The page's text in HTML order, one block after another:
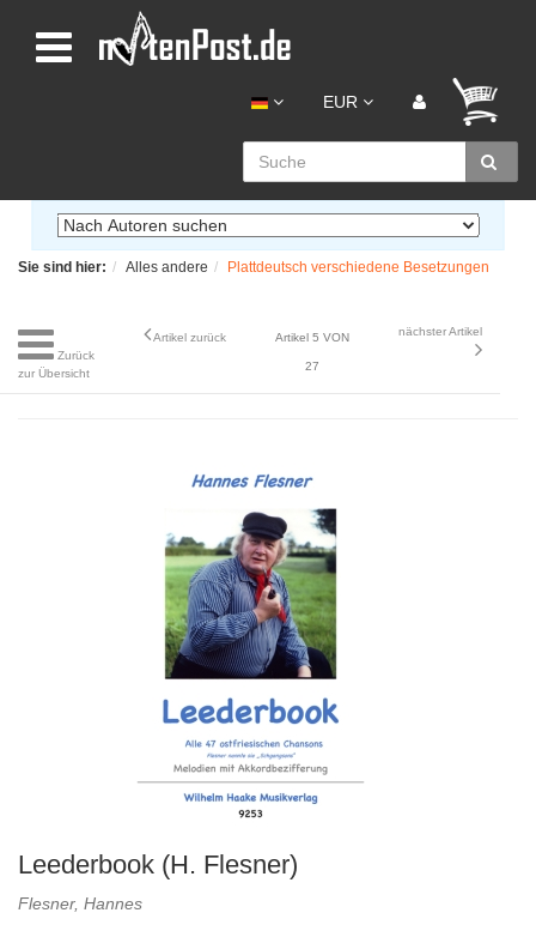
EUR
Sie sind hier: Alles andere Plattdeutsch verschiedene Besetzungen
Zurück
zur Übersicht
Artikel zurück Artikel 5 VON
27
nächster Artikel
Leederbook (H. Flesner)
Flesner, Hannes